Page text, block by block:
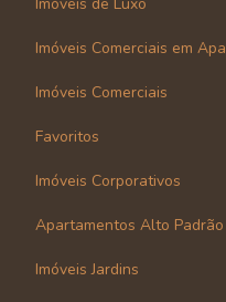
Imóveis Comerciais em
Imóveis Comerciais
Favoritos
Imóveis Corporativos
Apartamentos Alto Padrão
Imóveis Jardins